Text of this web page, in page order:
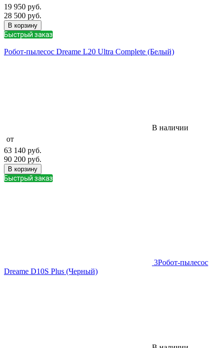
19 950 руб.
28 500 руб.
В корзину
Быстрый заказ
Робот-пылесос Dreame L20 Ultra Complete (Белый)
В наличии
от
63 140 руб.
90 200 руб.
В корзину
Быстрый заказ
3Робот-пылесос
Dreame D10S Plus (Черный)